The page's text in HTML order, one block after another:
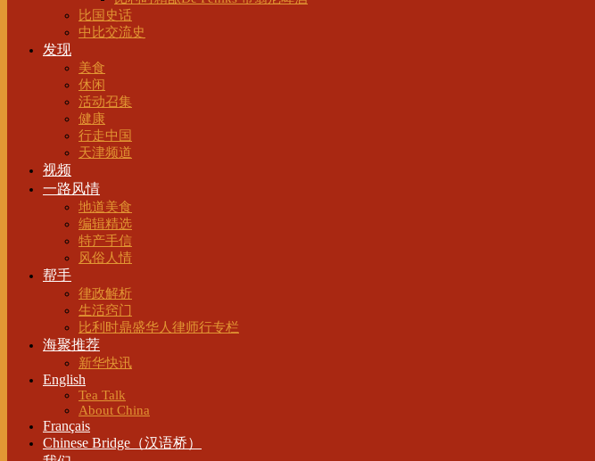
比国史话
中比交流史
发现
美食
休闲
活动召集
健康
行走中国
天津频道
视频
一路风情
地道美食
编辑精选
特产手信
风俗人情
帮手
律政解析
生活窍门
比利时鼎盛华人律师行专栏
海聚推荐
新华快讯
English
Tea Talk
About China
Français
Chinese Bridge（汉语桥）